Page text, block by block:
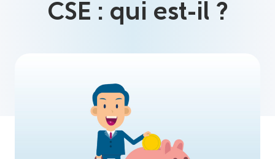
CSE : qui est-il ?